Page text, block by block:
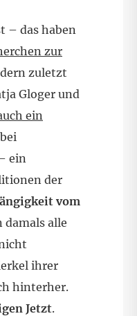
– das haben
zur
zuletzt
Gloger und
ein
ein
der
vom
damals alle
ihrer
hinterher.
Jetzt.